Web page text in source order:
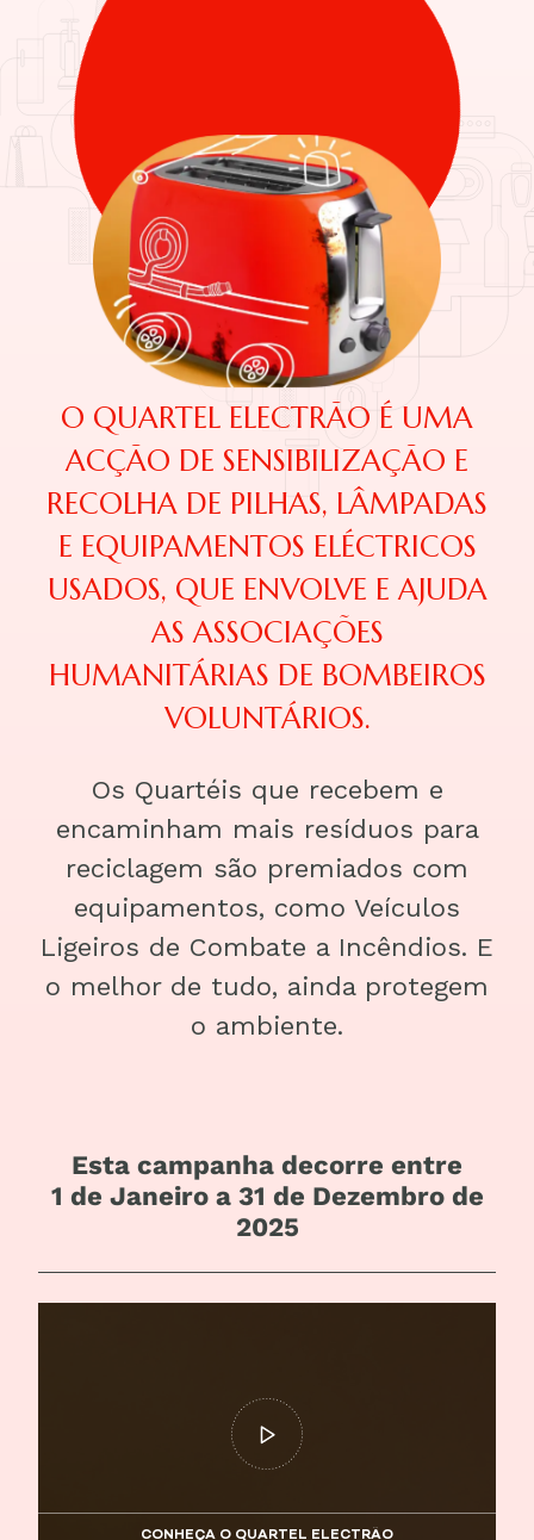
O QUARTEL ELECTRÃO É UMA
ACÇÃO DE SENSIBILIZAÇÃO E
RECOLHA DE PILHAS, LÂMPADAS
E EQUIPAMENTOS ELÉCTRICOS
USADOS, QUE ENVOLVE E AJUDA
AS ASSOCIAÇÕES
HUMANITÁRIAS DE BOMBEIROS
VOLUNTÁRIOS.
Os Quartéis que recebem e
encaminham mais resíduos para
reciclagem são premiados com
equipamentos, como Veículos
Ligeiros de Combate a Incêndios. E
o melhor de tudo, ainda protegem
o ambiente.
Esta campanha decorre entre
1 de Janeiro a 31 de Dezembro de
2025
CONHEÇA O QUARTEL ELECTRÃO